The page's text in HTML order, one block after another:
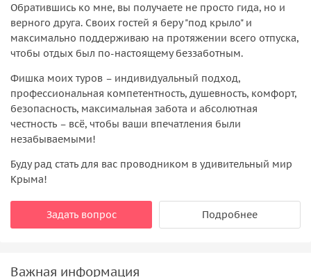
Обратившись ко мне, вы получаете не просто гида, но и
верного друга. Своих гостей я беру "под крыло" и
максимально поддерживаю на протяжении всего отпуска,
чтобы отдых был по-настоящему беззаботным.
Фишка моих туров – индивидуальный подход,
профессиональная компетентность, душевность, комфорт,
безопасность, максимальная забота и абсолютная
честность – всё, чтобы ваши впечатления были
незабываемыми!
Буду рад стать для вас проводником в удивительный мир
Крыма!
Задать вопрос Подробнее
Важная информация